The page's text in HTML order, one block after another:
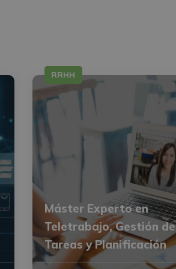
RRHH
Máster Experto en
Teletrabajo, Gestión de
Tareas y Planificación